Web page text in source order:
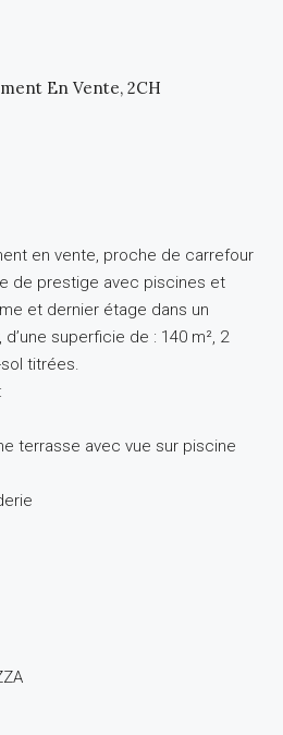
En Vente, 2CH
en vente, proche de carrefour
de prestige avec piscines et
et dernier étage dans un
superficie de : 140 m², 2
titrées.
terrasse avec vue sur piscine